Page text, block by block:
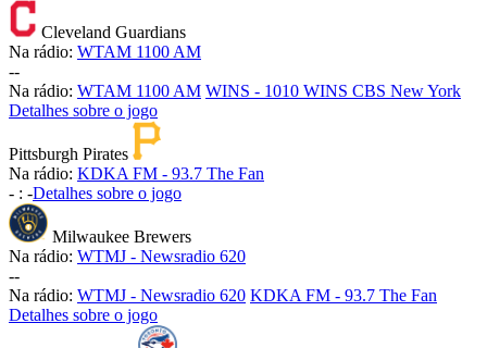
Cleveland Guardians
Na rádio: WTAM 1100 AM
--
Na rádio: WTAM 1100 AM WINS - 1010 WINS CBS New York
Detalhes sobre o jogo
Pittsburgh Pirates
Na rádio: KDKA FM - 93.7 The Fan
- : -Detalhes sobre o jogo
Milwaukee Brewers
Na rádio: WTMJ - Newsradio 620
--
Na rádio: WTMJ - Newsradio 620 KDKA FM - 93.7 The Fan
Detalhes sobre o jogo